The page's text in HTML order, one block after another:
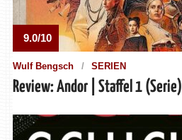
9.0/10
Wulf Bengsch SERIEN
Review: Andor | Staffel 1 (Serie)